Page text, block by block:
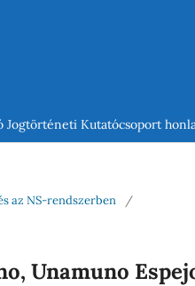
Jogtörténeti Kutatócsoport
az NS-rendszerben
/
Unamuno